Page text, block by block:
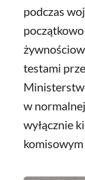
podczas
testami
w
wyłącznie